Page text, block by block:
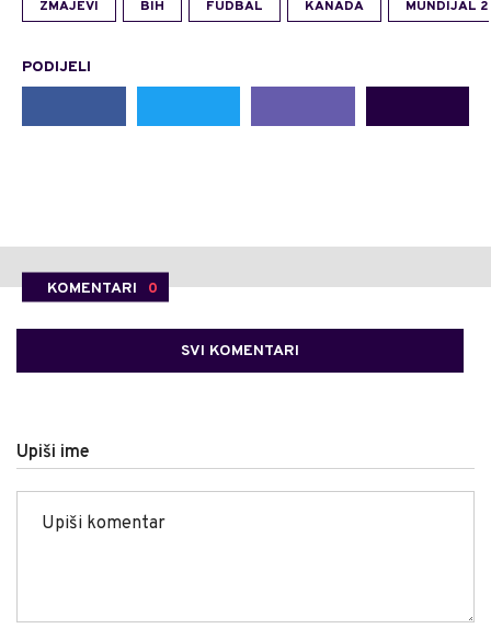
ZMAJEVI BIH FUDBAL KANADA MUNDIJAL
PODIJELI
KOMENTARI 0
SVI KOMENTARI
Upiši ime